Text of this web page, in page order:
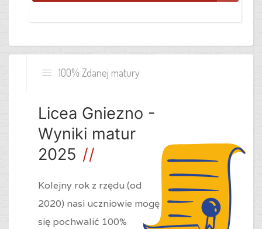
100% Zdanej matury
Licea Gniezno -
Wyniki matur
2025
Kolejny rok z rzędu (od
2020) nasi uczniowie mogę
się pochwalić 100%